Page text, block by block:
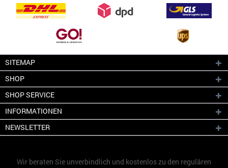
SITEMAP
SHOP
SHOP SERVICE
INFORMATIONEN
NEWSLETTER
Wir beraten Sie unverbindlich und kostenlos zu den regulären